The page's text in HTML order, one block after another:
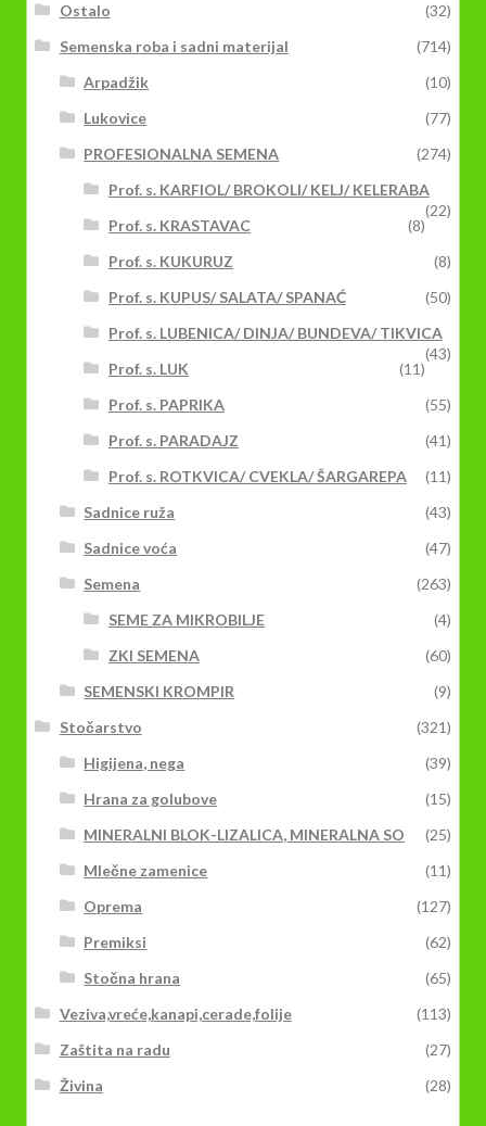
Ostalo
(32)
Semenska roba i sadni materijal
(714)
Arpadžik
(10)
Lukovice
(77)
PROFESIONALNA SEMENA
(274)
Prof. s. KARFIOL/ BROKOLI/ KELJ/ KELERABA
(22)
Prof. s. KRASTAVAC
(8)
Prof. s. KUKURUZ
(8)
Prof. s. KUPUS/ SALATA/ SPANAĆ
(50)
Prof. s. LUBENICA/ DINJA/ BUNDEVA/ TIKVICA
(43)
Prof. s. LUK
(11)
Prof. s. PAPRIKA
(55)
Prof. s. PARADAJZ
(41)
Prof. s. ROTKVICA/ CVEKLA/ ŠARGAREPA
(11)
Sadnice ruža
(43)
Sadnice voća
(47)
Semena
(263)
SEME ZA MIKROBILJE
(4)
ZKI SEMENA
(60)
SEMENSKI KROMPIR
(9)
Stočarstvo
(321)
Higijena, nega
(39)
Hrana za golubove
(15)
MINERALNI BLOK-LIZALICA, MINERALNA SO
(25)
Mlečne zamenice
(11)
Oprema
(127)
Premiksi
(62)
Stočna hrana
(65)
Veziva,vreće,kanapi,cerade,folije
(113)
Zaštita na radu
(27)
Živina
(28)